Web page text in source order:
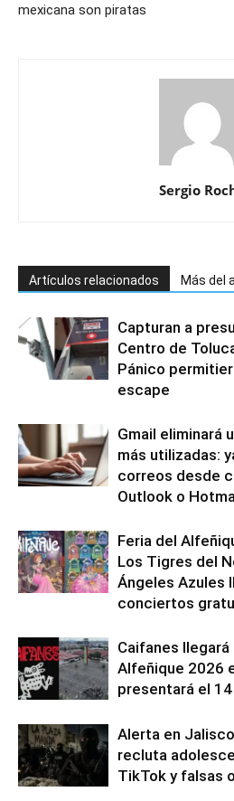
mexicana son piratas
Sergio
Artículos relacionados Más del
Capturan a
Centro de
Pánico
escape
Gmail eliminará
más utilizadas:
correos desde
Outlook o
Feria del
Los Tigres del
Ángeles Azules
conciertos
Caifanes llegará
Alfeñique 2026
presentará el
Alerta en
recluta
TikTok y falsas